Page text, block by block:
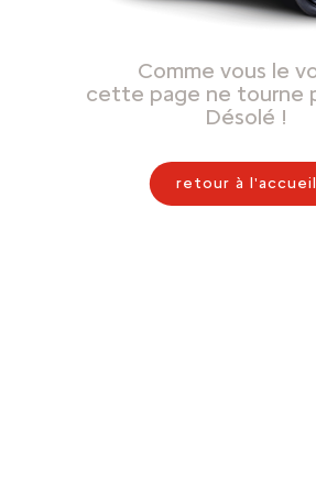
Comme vous le
cette page ne tourne
Désolé !
retour à l'accueil